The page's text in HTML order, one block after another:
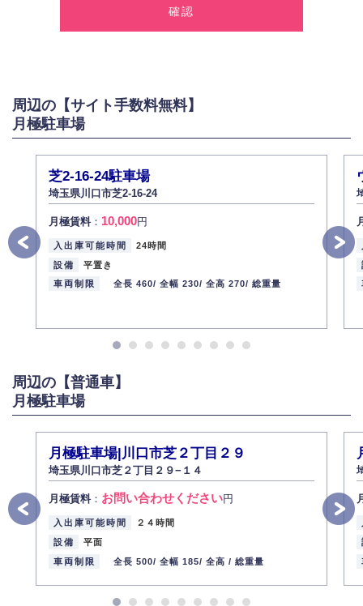
2.個人情報の利用
お問い合わせに対する回答、資料等の送付
採用に関する回答、情報の提供
弊社は取り扱う個人情報の外部への漏洩を防止し、その利用目的に応じて
適切かつ安全に管理します。
4.個人情報の第三者提供
法的義務など正当な理由に基づく要請があった場合を除き、お客様の個人
情報をご本人の同意なく第三者に提供いたしません。
5.個人情報の開示・訂正・削除
お客様ご本人から自己の個人情報開示の請求があった場合、すみやかに開
また、個人情報の内容に誤りがあり、ご本人から訂正・追加・削除の請求
がある場合は適切に対応いたします。
弊社社員全員が、個人情報の取り扱いについての重要性を理解し、より適
切に管理するよう社内教育を実施してまいります。
2013年12月1日
株式会社ミコト
周辺の【サイト手数料無料】
月極駐車場
芝2-16-24駐車場
埼玉県川口市芝2-16-24
月極賃料： 10,000円
入出庫可能時間
24時間
設備
平置き
車両制限
全長 460/ 全幅 230/ 全高 270/ 総重量
周辺の【普通車】
月極駐車場
月極駐車場|川口市芝２丁目２９
埼玉県川口市芝２丁目２９−１４
月極賃料： お問い合わせください円
入出庫可能時間
２４時間
設備
平面
車両制限
全長 500/ 全幅 185/ 全高 / 総重量